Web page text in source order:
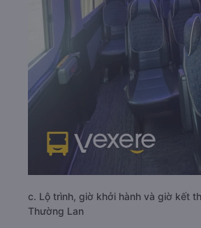
c. Lộ trình, giờ khởi hành và giờ kết
Thường Lan